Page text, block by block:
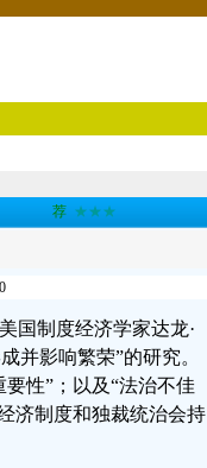
荐 ★★★
国制度经济学家达龙·
并影响繁荣”的研究。
性”；以及“法治不佳
济制度和独裁统治会持